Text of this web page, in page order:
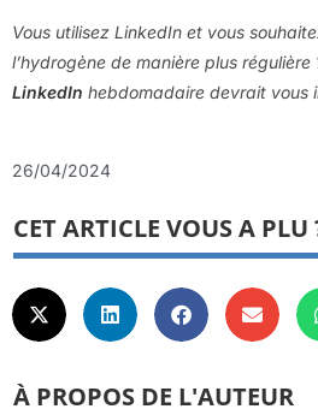
Vous utilisez LinkedIn et vous
l’hydrogène de manière plus régulière
LinkedIn hebdomadaire devrait vous
26/04/2024
CET ARTICLE VOUS A PLU
À PROPOS DE L'AUTEUR